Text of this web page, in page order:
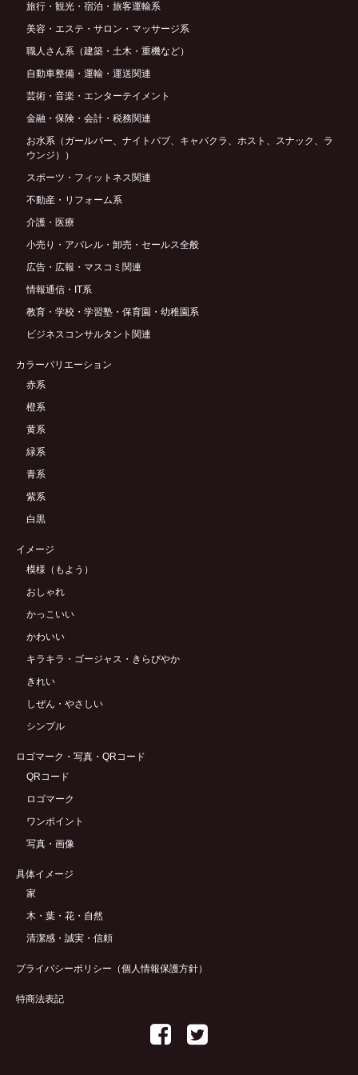
旅行・観光・宿泊・旅客運輸系
美容・エステ・サロン・マッサージ系
職人さん系（建築・土木・重機など）
自動車整備・運輸・運送関連
芸術・音楽・エンターテイメント
金融・保険・会計・税務関連
お水系（ガールバー、ナイトパブ、キャバクラ、ホスト、スナック、ラ
ウンジ））
スポーツ・フィットネス関連
不動産・リフォーム系
介護・医療
小売り・アパレル・卸売・セールス全般
広告・広報・マスコミ関連
情報通信・IT系
教育・学校・学習塾・保育園・幼稚園系
ビジネスコンサルタント関連
カラーバリエーション
赤系
橙系
黄系
緑系
青系
紫系
白黒
イメージ
模様（もよう）
おしゃれ
かっこいい
かわいい
キラキラ・ゴージャス・きらびやか
きれい
しぜん・やさしい
シンプル
ロゴマーク・写真・QRコード
QRコード
ロゴマーク
ワンポイント
写真・画像
具体イメージ
家
木・葉・花・自然
清潔感・誠実・信頼
プライバシーポリシー（個人情報保護方針）
特商法表記